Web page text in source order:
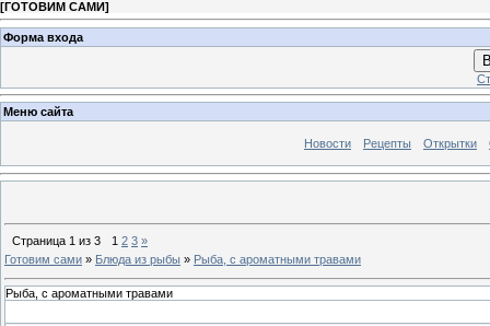
[ГОТОВИМ САМИ]
Форма входа
Меню сайта
Новости Рецепты Открытки
Страница 1 из 3 1 2 3 »
Готовим сами » Блюда из рыбы » Рыба, с ароматными травами
Рыба, с ароматными травами